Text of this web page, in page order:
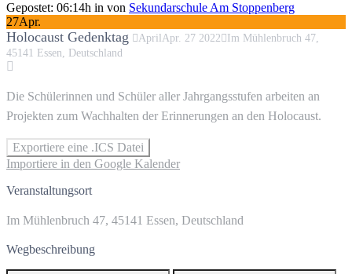
Gepostet: 06:14h in von Sekundarschule Am Stoppenberg
27Apr.
Holocaust Gedenktag April Apr. 27 2022
Im Mühlenbruch 47,
45141 Essen, Deutschland
Die Schülerinnen und Schüler aller Jahrgangsstufen arbeiten an
Projekten zum Wachhalten der Erinnerungen an den Holocaust.
Exportiere eine .ICS Datei
Importiere in den Google Kalender
Veranstaltungsort
Im Mühlenbruch 47, 45141 Essen, Deutschland
Wegbeschreibung